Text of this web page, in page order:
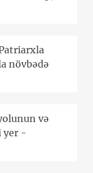
növbədə
və
yer -